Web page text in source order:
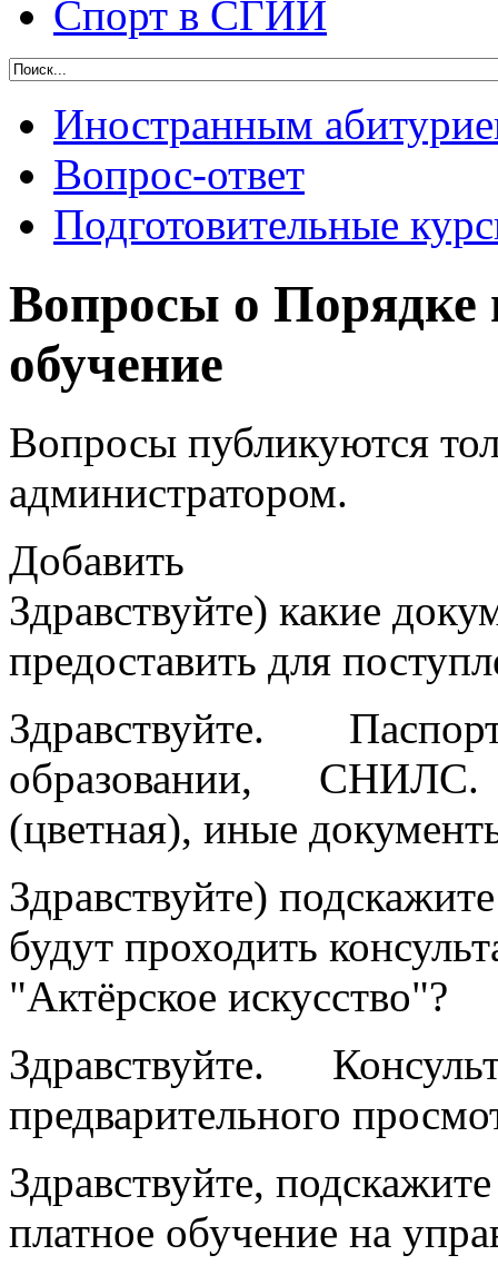
Спорт в СГИИ
Иностранным
Вопрос-ответ
Подготовительные
Вопросы о Порядке
обучение
Вопросы публикуются
администратором.
Добавить
Здравствуйте) какие
предоставить для
Здравствуйте.
образовании,
(цветная), иные
Здравствуйте)
будут проходить
"Актёрское искусство"?
Здравствуйте.
предварительного
Здравствуйте,
платное обучение на